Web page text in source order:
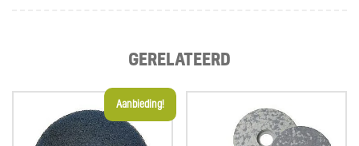
GERELATEERD
Aanbieding!